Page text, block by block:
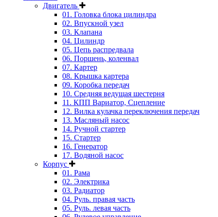
Двигатель
01. Головка блока цилиндра
02. Впускной узел
03. Клапана
04. Цилиндр
05. Цепь распредвала
06. Поршень, коленвал
07. Картер
08. Крышка картера
09. Коробка передач
10. Средняя ведущая шестерня
11. КПП Вариатор, Сцепление
12. Вилка кулачка переключения передач
13. Масляный насос
14. Ручной стартер
15. Стартер
16. Генератор
17. Водяной насос
Корпус
01. Рама
02. Электрика
03. Радиатор
04. Руль. правая часть
05. Руль. левая часть